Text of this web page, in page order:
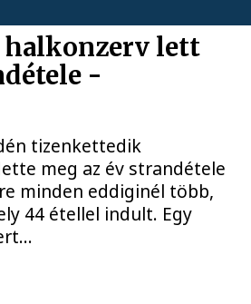
halkonzerv lett
-
tizenkettedik
meg az év strandétele
minden eddiginél több,
44 étellel indult. Egy